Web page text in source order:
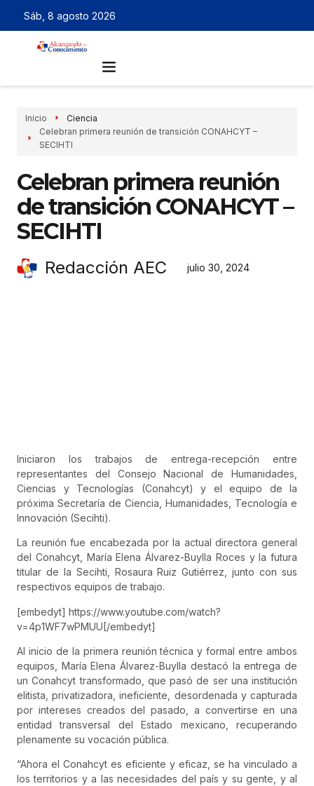
Sáb, 8 agosto 2026
Inicio
Ciencia
Celebran primera reunión de transición CONAHCYT –
SECIHTI
Celebran primera reunión
de transición CONAHCYT –
SECIHTI
Redacción AEC julio 30, 2024
Iniciaron los trabajos de entrega-recepción entre
representantes del Consejo Nacional de Humanidades,
Ciencias y Tecnologías (Conahcyt) y el equipo de la
próxima Secretaría de Ciencia, Humanidades, Tecnología e
Innovación (Secihti).
La reunión fue encabezada por la actual directora general
del Conahcyt, María Elena Álvarez-Buylla Roces y la futura
titular de la Secihti, Rosaura Ruiz Gutiérrez, junto con sus
respectivos equipos de trabajo.
[embedyt] https://www.youtube.com/watch?
v=4p1WF7wPMUU[/embedyt]
Al inicio de la primera reunión técnica y formal entre ambos
equipos, María Elena Álvarez-Buylla destacó la entrega de
un Conahcyt transformado, que pasó de ser una institución
elitista, privatizadora, ineficiente, desordenada y capturada
por intereses creados del pasado, a convertirse en una
entidad transversal del Estado mexicano, recuperando
plenamente su vocación pública.
“Ahora el Conahcyt es eficiente y eficaz, se ha vinculado a
los territorios y a las necesidades del país y su gente, y al